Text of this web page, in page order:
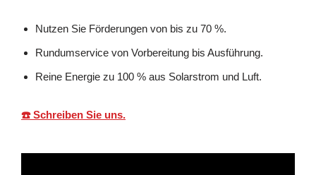
Nutzen Sie Förderungen von bis zu 70 %.
Rundumservice von Vorbereitung bis Ausführung.
Reine Energie zu 100 % aus Solarstrom und Luft.
☎️ Schreiben Sie uns.